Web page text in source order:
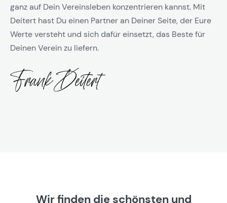
ganz auf Dein Vereinsleben konzentrieren kannst. Mit
Deitert hast Du einen Partner an Deiner Seite, der Eure
Werte versteht und sich dafür einsetzt, das Beste für
Deinen Verein zu liefern.
Wir finden die schönsten und